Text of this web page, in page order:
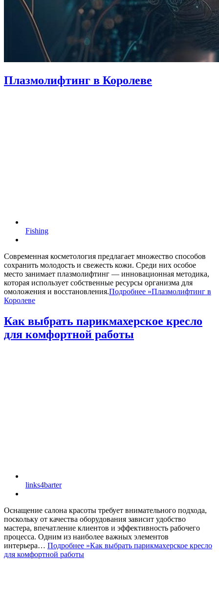
Плазмолифтинг в Королеве
Fishing
Современная косметология предлагает множество способов
сохранить молодость и свежесть кожи. Среди них особое
место занимает плазмолифтинг — инновационная методика,
которая использует собственные ресурсы организма для
омоложения и восстановления.Подробнее »Плазмолифтинг в
Королеве
Как выбрать парикмахерское кресло
для комфортной работы
links4barter
Оснащение салона красоты требует внимательного подхода,
поскольку от качества оборудования зависит удобство
мастера, впечатление клиентов и эффективность рабочего
процесса. Одним из наиболее важных элементов
интерьера… Подробнее »Как выбрать парикмахерское кресло
для комфортной работы